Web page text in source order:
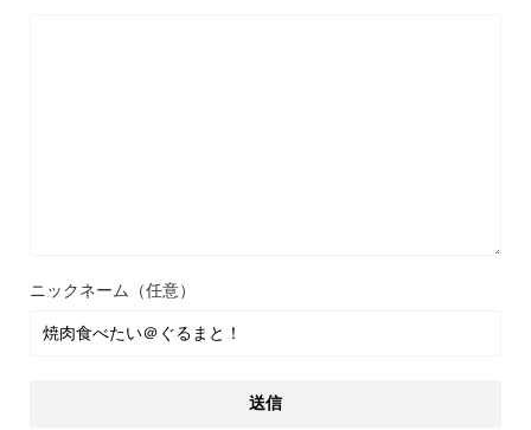
ニックネーム（任意）